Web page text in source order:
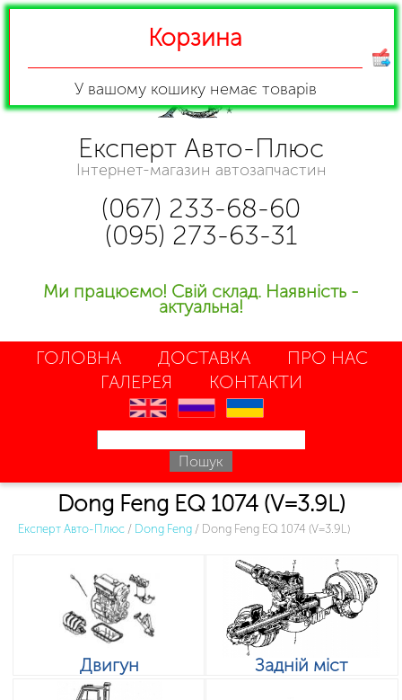
Експерт Авто-Плюс
Інтернет-магазин автозапчастин
(067) 233-68-60
(095) 273-63-31
Ми працюємо! Свій склад. Наявність -
актуальна!
ГОЛОВНА ДОСТАВКА
ПРО НАС
ГАЛЕРЕЯ
КОНТАКТИ
en ru uk
Dong Feng EQ 1074 (V=3.9L)
Експерт Авто-Плюс / Dong Feng / Dong Feng EQ 1074 (V=3.9L)
Двигун Задній міст
Корзина
У вашому кошику немає товарів